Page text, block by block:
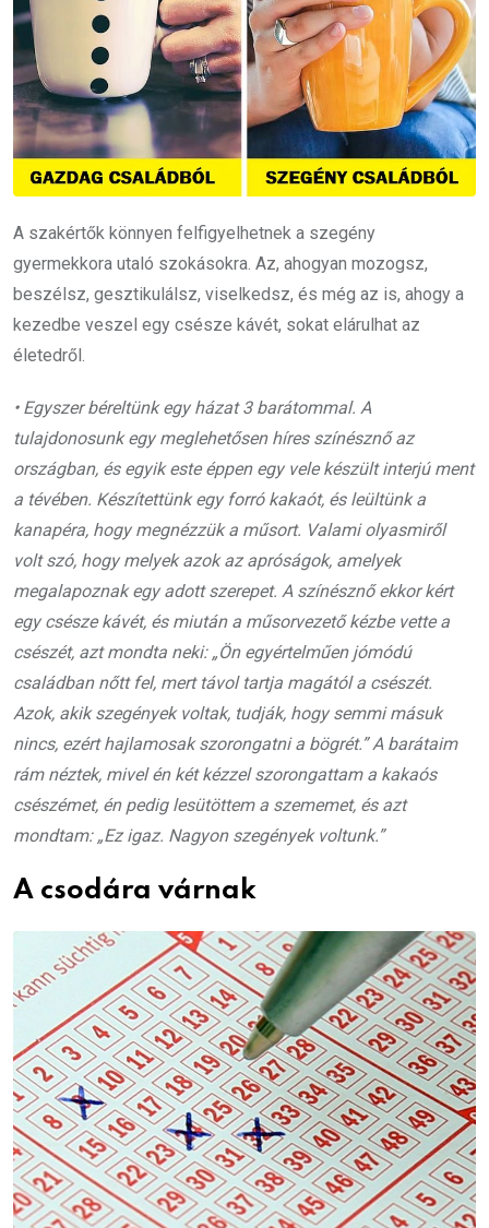
A szakértők könnyen felfigyelhetnek a szegény
gyermekkora utaló szokásokra. Az, ahogyan mozogsz,
beszélsz, gesztikulálsz, viselkedsz, és még az is, ahogy a
kezedbe veszel egy csésze kávét, sokat elárulhat az
életedről.
• Egyszer béreltünk egy házat 3 barátommal. A
tulajdonosunk egy meglehetősen híres színésznő az
országban, és egyik este éppen egy vele készült interjú ment
a tévében. Készítettünk egy forró kakaót, és leültünk a
kanapéra, hogy megnézzük a műsort. Valami olyasmiről
volt szó, hogy melyek azok az apróságok, amelyek
megalapoznak egy adott szerepet. A színésznő ekkor kért
egy csésze kávét, és miután a műsorvezető kézbe vette a
csészét, azt mondta neki: „Ön egyértelműen jómódú
családban nőtt fel, mert távol tartja magától a csészét.
Azok, akik szegények voltak, tudják, hogy semmi másuk
nincs, ezért hajlamosak szorongatni a bögrét.” A barátaim
rám néztek, mivel én két kézzel szorongattam a kakaós
csészémet, én pedig lesütöttem a szememet, és azt
mondtam: „Ez igaz. Nagyon szegények voltunk.”
A csodára várnak